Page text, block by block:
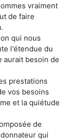
vraiment
de faire
qui nous
l'étendue du
aurait besoin de
prestations
vos besoins
et la quiétude
de
qui